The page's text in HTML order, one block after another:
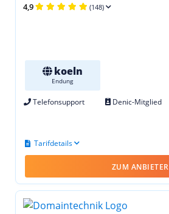
4,9 (148)
koeln
Endung
Telefonsupport Denic-Mitglied
Tarifdetails
ZUM ANBIETER